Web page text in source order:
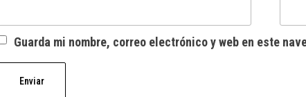
Guarda mi nombre, correo electrónico y web en este